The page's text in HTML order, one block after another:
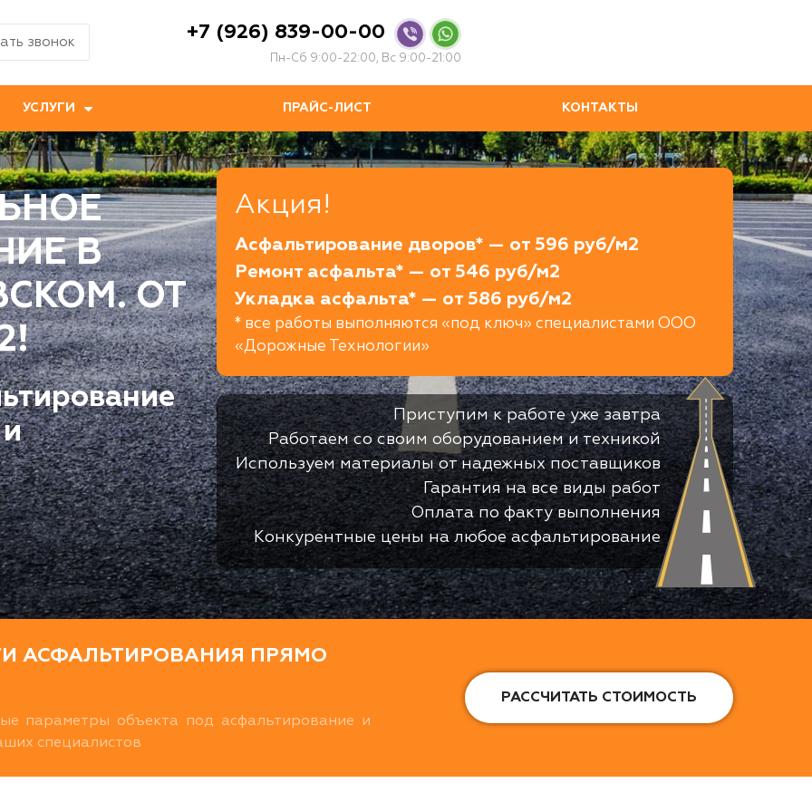
звонок +7 (926) 839-00-00
Пн-Сб 9:00-22:00, Вс 9:00-21:00
УСЛУГИ ПРАЙС-ЛИСТ КОНТАКТЫ
В
ОТ
Акция!
Асфальтирование дворов* — от 596 руб/м2
Ремонт асфальта* — от 546 руб/м2
Укладка асфальта* — от 586 руб/м2
* все работы выполняются «под ключ» специалистами ООО
«Дорожные Технологии»
Приступим к работе уже завтра
Работаем со своим оборудованием и техникой
Используем материалы от надежных поставщиков
Гарантия на все виды работ
Оплата по факту выполнения
Конкурентные цены на любое асфальтирование
АСФАЛЬТИРОВАНИЯ ПРЯМО
параметры объекта под асфальтирование и
специалистов
РАССЧИТАТЬ СТОИМОСТЬ